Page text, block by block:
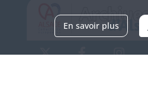
En savoir plus